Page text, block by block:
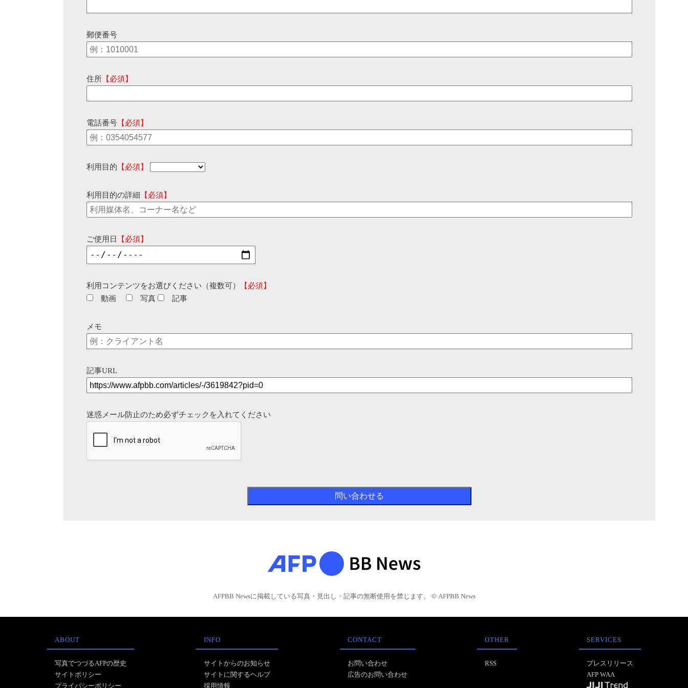
郵便番号
住所 【必須】
電話番号 【必須】
利用目的 【必須】
利用目的の詳細 【必須】
ご使用日 【必須】
利用コンテンツをお選びください（複数可）
【必須】
動画
写真 記事
メモ
記事URL
迷惑メール防止のため必ずチェックを入れてください
AFPBB Newsに掲載している写真・見出し・記事の無断使用を禁じます。 © AFPBB News
ABOUT
写真でつづるAFPの歴史
サイトポリシー
プライバシーポリシー
INFO
サイトからのお知らせ
サイトに関するヘルプ
採用情報
CONTACT
お問い合わせ
広告のお問い合わせ
OTHER
RSS
SERVICES
プレスリリース
AFP WAA